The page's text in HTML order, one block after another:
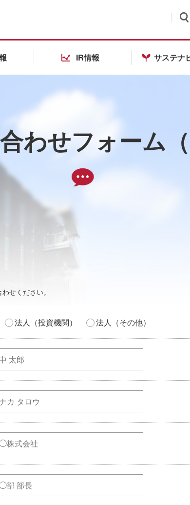
IR情報 サステナ
わせフォーム（
せください。
法人（投資機関） 法人（その他）